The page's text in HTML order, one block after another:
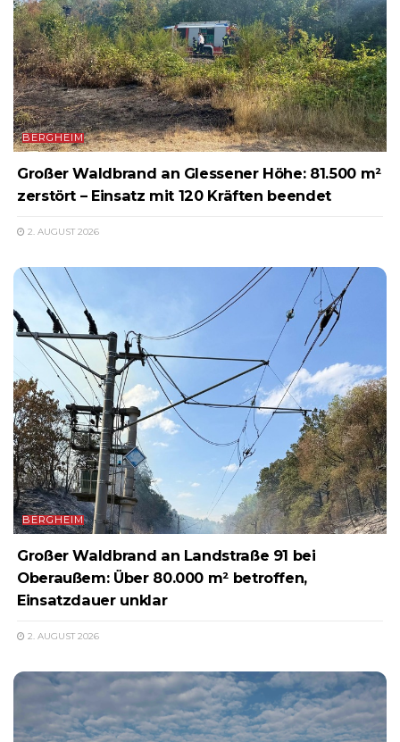
BERGHEIM
Großer Waldbrand an Glessener Höhe: 81.500 m²
zerstört – Einsatz mit 120 Kräften beendet
2. AUGUST 2026
BERGHEIM
Großer Waldbrand an Landstraße 91 bei
Oberaußem: Über 80.000 m² betroffen,
Einsatzdauer unklar
2. AUGUST 2026